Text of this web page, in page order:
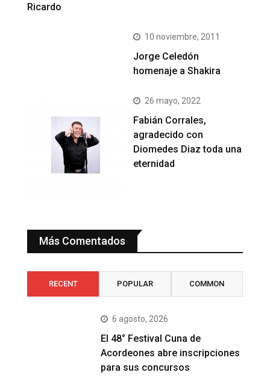
Ricardo
10 noviembre, 2011
Jorge Celedón
homenaje a Shakira
26 mayo, 2022
Fabián Corrales,
agradecido con
Diomedes Diaz toda una
eternidad
Más Comentados
RECENT POPULAR COMMON
6 agosto, 2026
El 48° Festival Cuna de
Acordeones abre inscripciones
para sus concursos